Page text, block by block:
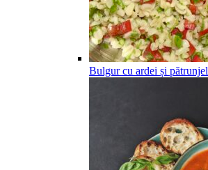
Bulgur cu ardei și pătrunjel